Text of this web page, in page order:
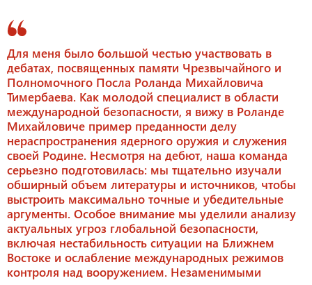
Для меня было большой честью участвовать в
дебатах, посвященных памяти Чрезвычайного и
Полномочного Посла Роланда Михайловича
Тимербаева. Как молодой специалист в области
международной безопасности, я вижу в Роланде
Михайловиче пример преданности делу
нераспространения ядерного оружия и служения
своей Родине. Несмотря на дебют, наша команда
серьезно подготовилась: мы тщательно изучали
обширный объем литературы и источников, чтобы
выстроить максимально точные и убедительные
аргументы. Особое внимание мы уделили анализу
актуальных угроз глобальной безопасности,
включая нестабильность ситуации на Ближнем
Востоке и ослабление международных режимов
контроля над вооружением. Незаменимыми